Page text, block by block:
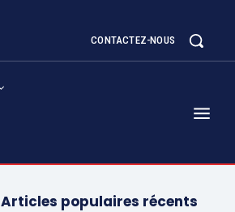
CONTACTEZ-NOUS
Articles populaires récents